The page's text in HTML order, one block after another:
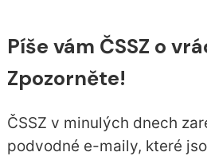
Píše vám ČSSZ o
Zpozorněte!
ČSSZ v minulých dnech
podvodné e-maily, které